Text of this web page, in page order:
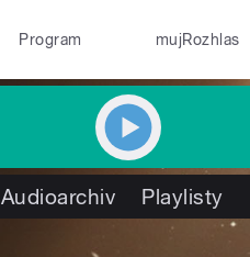
Program mujRozhlas
Audioarchiv Playlisty